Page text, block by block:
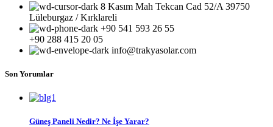
8 Kasım Mah Tekcan Cad 52/A 39750
Lüleburgaz / Kırklareli
+90 541 593 26 55
+90 288 415 20 05
info@trakyasolar.com
Son Yorumlar
Güneş Paneli Nedir? Ne İşe Yarar?